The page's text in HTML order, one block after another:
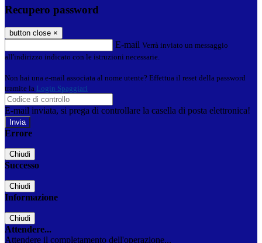
Recupero password
button close ×
E-mail Verrà inviato un messaggio
all'indirizzo indicato con le istruzioni necessarie.
Non hai una e-mail associata al nome utente? Effettua il reset della password
tramite la Login Spaggiari
E-mail inviata, si prega di controllare la casella di posta elettronica!
Errore
Chiudi
Successo
Chiudi
Informazione
Chiudi
Attendere...
Attendere il completamento dell'operazione...